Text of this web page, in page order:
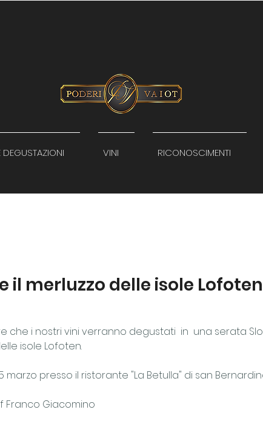
DEGUSTAZIONI VINI RICONOSCIMENTI
il merluzzo delle isole Lofoten
che i nostri vini verranno degustati  in  una serata
isole Lofoten.
marzo presso il ristorante "La Betulla" di san
Franco Giacomino